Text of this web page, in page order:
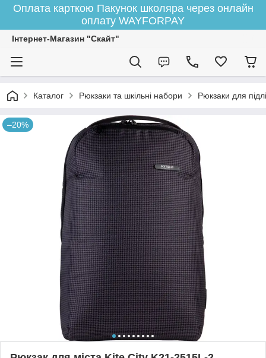
Оплата карткою Пакунок школяра через онлайн
оплату WAYFORPAY
Інтернет-Магазин "Скайт"
Каталог Рюкзаки та шкільні набори Рюкзаки для
–20%